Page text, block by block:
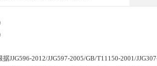
据JJG596-2012/JJG597-2005/GB/T11150-2001/